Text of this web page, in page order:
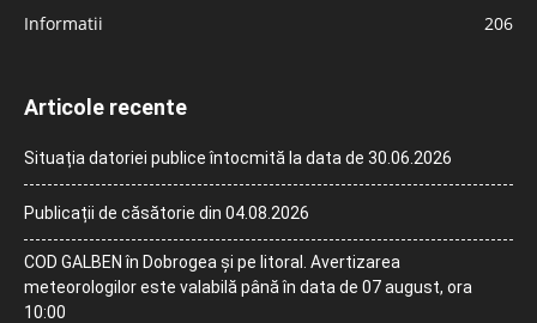
Informatii
206
Articole recente
Situația datoriei publice întocmită la data de 30.06.2026
Publicații de căsătorie din 04.08.2026
COD GALBEN în Dobrogea și pe litoral. Avertizarea
meteorologilor este valabilă până în data de 07 august, ora
10:00